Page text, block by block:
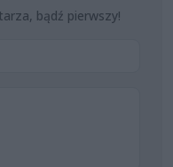
bądź pierwszy!